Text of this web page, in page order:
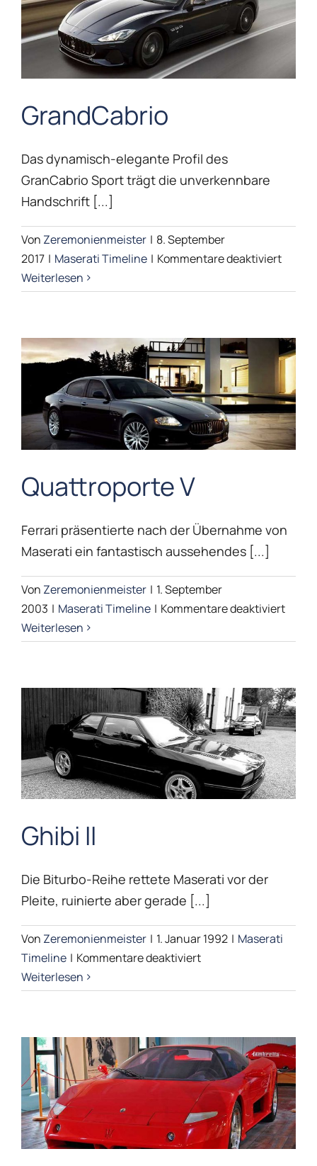
Maserati Timeline
GrandCabrio
Das dynamisch-elegante Profil des
GranCabrio Sport trägt die unverkennbare
Handschrift [...]
Von Zeremonienmeister | 8. September
2017 | Maserati Timeline | Kommentare deaktiviertfür
Weiterlesen
Quattroporte V
Maserati Timeline
Quattroporte V
Ferrari präsentierte nach der Übernahme von
Maserati ein fantastisch aussehendes [...]
Von Zeremonienmeister | 1. September
2003 | Maserati Timeline | Kommentare deaktiviertfür
V
Weiterlesen
Maserati Timeline
Ghibi II
Die Biturbo-Reihe rettete Maserati vor der
Pleite, ruinierte aber gerade [...]
Von Zeremonienmeister | 1. Januar 1992 | Maserati
Timeline | Kommentare deaktiviertfür
II
Weiterlesen